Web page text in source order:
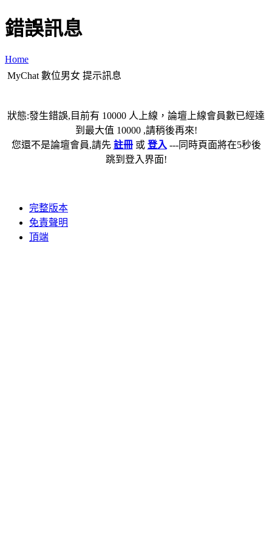
錯誤訊息
Home
MyChat 數位男女 提示訊息
狀態:發生錯誤,目前有 10000 人上線，論壇上線會員數已經達
到最大值 10000 ,請稍後再來!
您還不是論壇會員,請先 註冊或 登入 ---同時頁面將在5秒後
跳到登入界面!
完整版本
免責聲明
頂端